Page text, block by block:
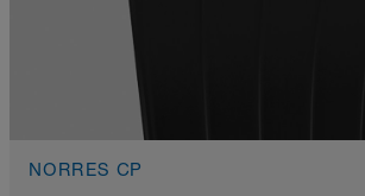
NORRES CP